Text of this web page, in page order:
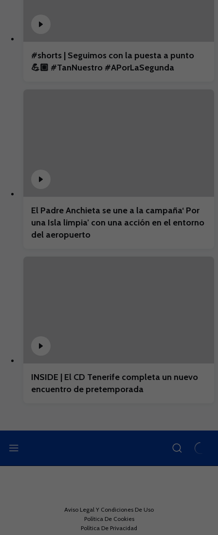
#shorts | Seguimos con la puesta a punto
💪🏼 #TanNuestro #APorLaSegunda
El Padre Anchieta se une a la campaña‘ Por
una Isla limpia’ con una acción en el entorno
del aeropuerto
INSIDE | El CD Tenerife completa un nuevo
encuentro de pretemporada
Aviso Legal Y Condiciones De Uso
Política De Cookies
Política De Privacidad